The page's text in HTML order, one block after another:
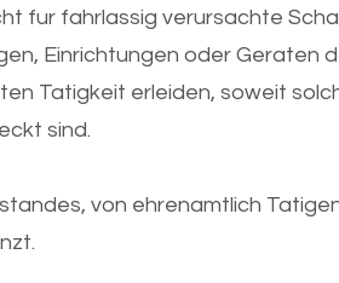
fur fahrlassig verursachte
Einrichtungen oder Geraten
Tatigkeit erleiden, soweit
sind.
von ehrenamtlich